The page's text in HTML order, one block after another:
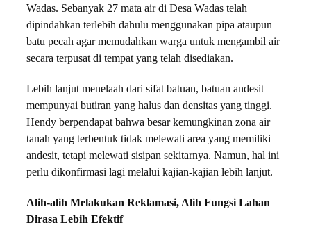
Wadas. Sebanyak 27 mata air di Desa Wadas telah
dipindahkan terlebih dahulu menggunakan pipa ataupun
batu pecah agar memudahkan warga untuk mengambil air
secara terpusat di tempat yang telah disediakan.
Lebih lanjut menelaah dari sifat batuan, batuan andesit
mempunyai butiran yang halus dan densitas yang tinggi.
Hendy berpendapat bahwa besar kemungkinan zona air
tanah yang terbentuk tidak melewati area yang memiliki
andesit, tetapi melewati sisipan sekitarnya. Namun, hal ini
perlu dikonfirmasi lagi melalui kajian-kajian lebih lanjut.
Alih-alih Melakukan Reklamasi, Alih Fungsi Lahan
Dirasa Lebih Efektif